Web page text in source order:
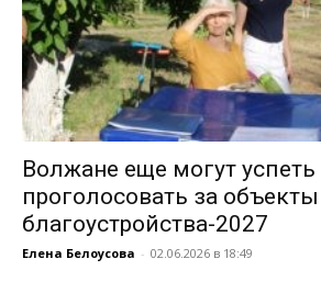
Волжане еще могут успеть
проголосовать за объекты
благоустройства-2027
Елена Белоусова - 02.06.2026 в 18:49